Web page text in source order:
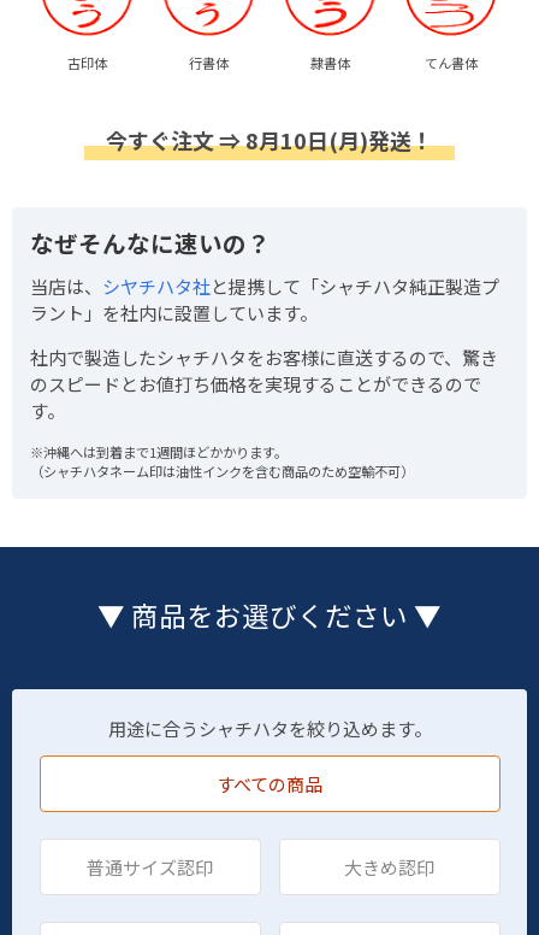
古印体 行書体 隷書体 てん書体
今すぐ注文 ⇒ 8月10日(月)発送！
なぜそんなに速いの？
当店は、 シヤチハタ社と提携して「シャチハタ純正製造プ
ラント」を社内に設置しています。
社内で製造したシャチハタをお客様に直送するので、驚き
のスピードとお値打ち価格を実現することができるので
す。
※沖縄へは到着まで1週間ほどかかります。
（シャチハタネーム印は油性インクを含む商品のため空輸不可）
▼ 商品をお選びください ▼
用途に合うシャチハタを絞り込めます。
すべての商品
普通サイズ認印 大きめ認印